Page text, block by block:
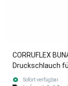
CORRUFLEX
Druckschlauch
blau/schwarz
Sofort verfügbar